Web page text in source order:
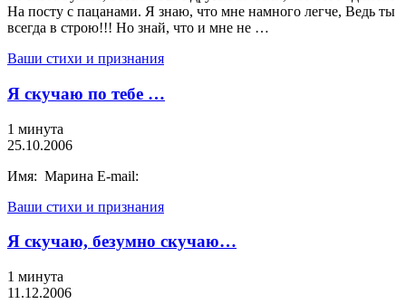
На посту с пацанами. Я знаю, что мне намного легче, Ведь ты
всегда в строю!!! Но знай, что и мне не …
Ваши стихи и признания
Я скучаю по тебе …
1 минута
25.10.2006
Имя: Марина E-mail:
Ваши стихи и признания
Я скучаю, безумно скучаю…
1 минута
11.12.2006